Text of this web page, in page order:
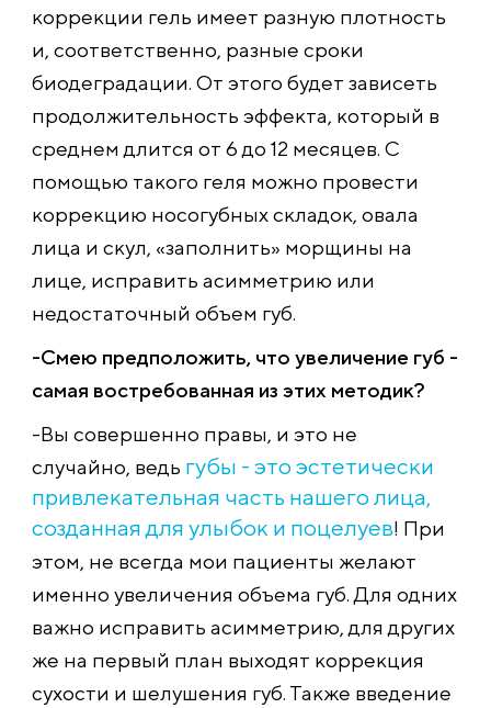
коррекции гель имеет разную плотность
и, соответственно, разные сроки
биодеградации. От этого будет зависеть
продолжительность эффекта, который в
среднем длится от 6 до 12 месяцев. С
помощью такого геля можно провести
коррекцию носогубных складок, овала
лица и скул, «заполнить» морщины на
лице, исправить асимметрию или
недостаточный объем губ.
-Смею предположить, что увеличение губ -
самая востребованная из этих методик?
-Вы совершенно правы, и это не
случайно, ведь губы - это эстетически
привлекательная часть нашего лица,
созданная для улыбок и поцелуев! При
этом, не всегда мои пациенты желают
именно увеличения объема губ. Для одних
важно исправить асимметрию, для других
же на первый план выходят коррекция
сухости и шелушения губ. Также введение